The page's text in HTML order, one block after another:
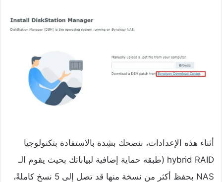
أثناء هذه الإعدادات، ننصحك بشِدة بالاستفادة بتكنولوجيا
hybrid RAID (طبقة حماية إضافية لبياناتك بحيث يقوم الـ
NAS بحفظ أكثر من نسخة منها قد تصل إلى 5 نسخ كاملةً،